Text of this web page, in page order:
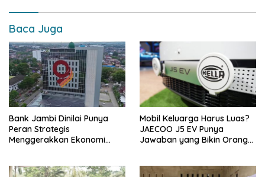
o
k
p
p
n
Baca Juga
Bank Jambi Dinilai Punya
Peran Strategis
Menggerakkan Ekonomi
Mobil Keluarga Harus Luas?
JAECOO J5 EV Punya
Jawaban yang Bikin Orang